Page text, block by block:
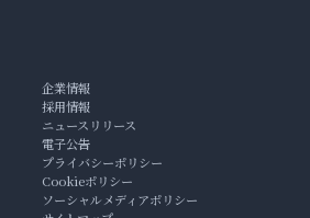
企業情報
採用情報
ニュースリリース
電子公告
プライバシーポリシー
Cookieポリシー
ソーシャルメディアポリシー